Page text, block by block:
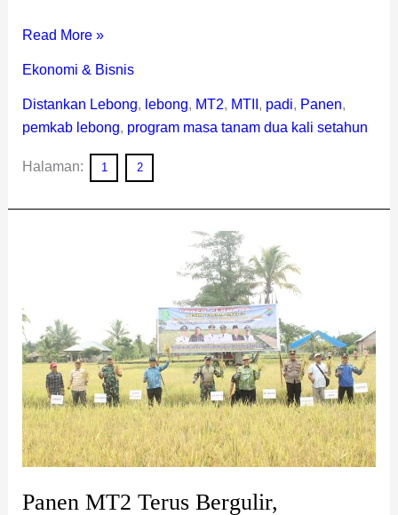
Read More »
Ekonomi & Bisnis
Distankan Lebong, lebong, MT2, MTII , padi, Panen,
pemkab lebong, program masa tanam dua kali setahun
Halaman: 1 2
Panen MT2 Terus Bergulir,
Bergulir,
Masyarakat
Ucapkan
Terima
Kasih
Kopli-
Fahrurrozi